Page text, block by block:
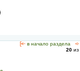
[<— в начало раздела <-
20 из